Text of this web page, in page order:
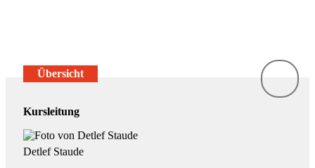
Übersicht
Kursleitung
Detlef Staude